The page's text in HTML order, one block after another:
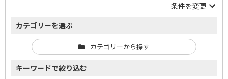
条件を変更
カテゴリーを選ぶ
カテゴリーから探す
キーワードで絞り込む